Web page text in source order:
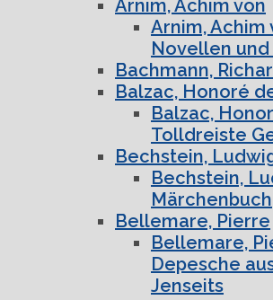
Arnim, Achim von
Arnim, Achim
Novellen
Bachmann,
Balzac, Honoré
Balzac,
Tolldreiste
Bechstein,
Bechstein,
Märchenbuch
Bellemare, Pierre
Bellemare,
Depesche
Jenseits